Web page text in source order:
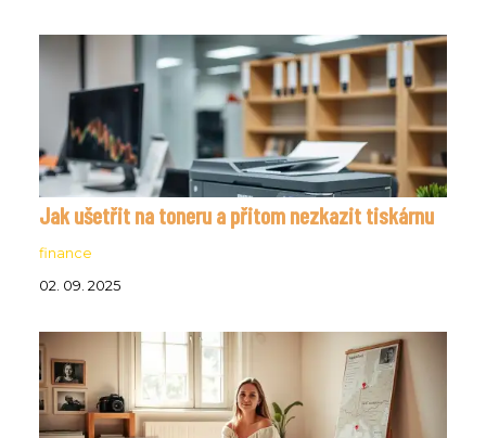
Jak ušetřit na toneru a přitom nezkazit tiskárnu
finance
02. 09. 2025